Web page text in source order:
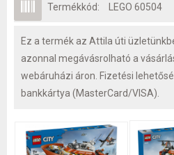
Termékkód: LEGO 60504
Ez a termék az Attila úti
azonnal megávásrolható a
webáruházi áron. Fizetési
bankkártya (MasterCard/VISA).